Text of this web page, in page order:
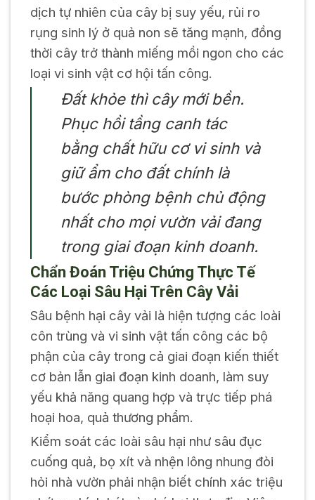
dịch tự nhiên của cây bị suy yếu, rủi ro
rụng sinh lý ở quả non sẽ tăng mạnh, đồng
thời cây trở thành miếng mồi ngon cho các
loại vi sinh vật cơ hội tấn công.
Đất khỏe thì cây mới bền.
Phục hồi tầng canh tác
bằng chất hữu cơ vi sinh và
giữ ẩm cho đất chính là
bước phòng bệnh chủ động
nhất cho mọi vườn vải đang
trong giai đoạn kinh doanh.
Chẩn Đoán Triệu Chứng Thực Tế
Các Loại Sâu Hại Trên Cây Vải
Sâu bệnh hại cây vải là hiện tượng các loài
côn trùng và vi sinh vật tấn công các bộ
phận của cây trong cả giai đoạn kiến thiết
cơ bản lẫn giai đoạn kinh doanh, làm suy
yếu khả năng quang hợp và trực tiếp phá
hoại hoa, quả thương phẩm.
Kiểm soát các loài sâu hại như sâu đục
cuống quả, bọ xít và nhện lông nhung đòi
hỏi nhà vườn phải nhận biết chính xác triệu